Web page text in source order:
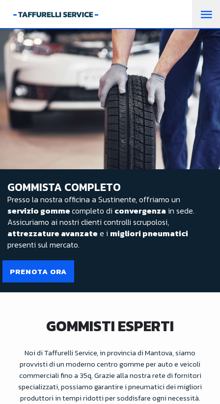
GOMMISTA COMPLETO
Presso la nostra officina a Sustinente, offriamo un
servizio gommecompleto di convergenza in sede.
Assicuriamo ai nostri clienti controlli scrupolosi,
attrezzature avanzate e i migliori pneumatici
presenti sul mercato.
PRENOTA ORA
GOMMISTI ESPERTI
Noi di Taffurelli Service, in provincia di Mantova, siamo
provvisti di un moderno centro gomme per auto e veicoli
commerciali fino a 35q. Grazie alla nostra rete di fornitori
specializzati, possiamo garantire i pneumatici dei migliori
produttori in tempi ridotti per soddisfare ogni necessità.